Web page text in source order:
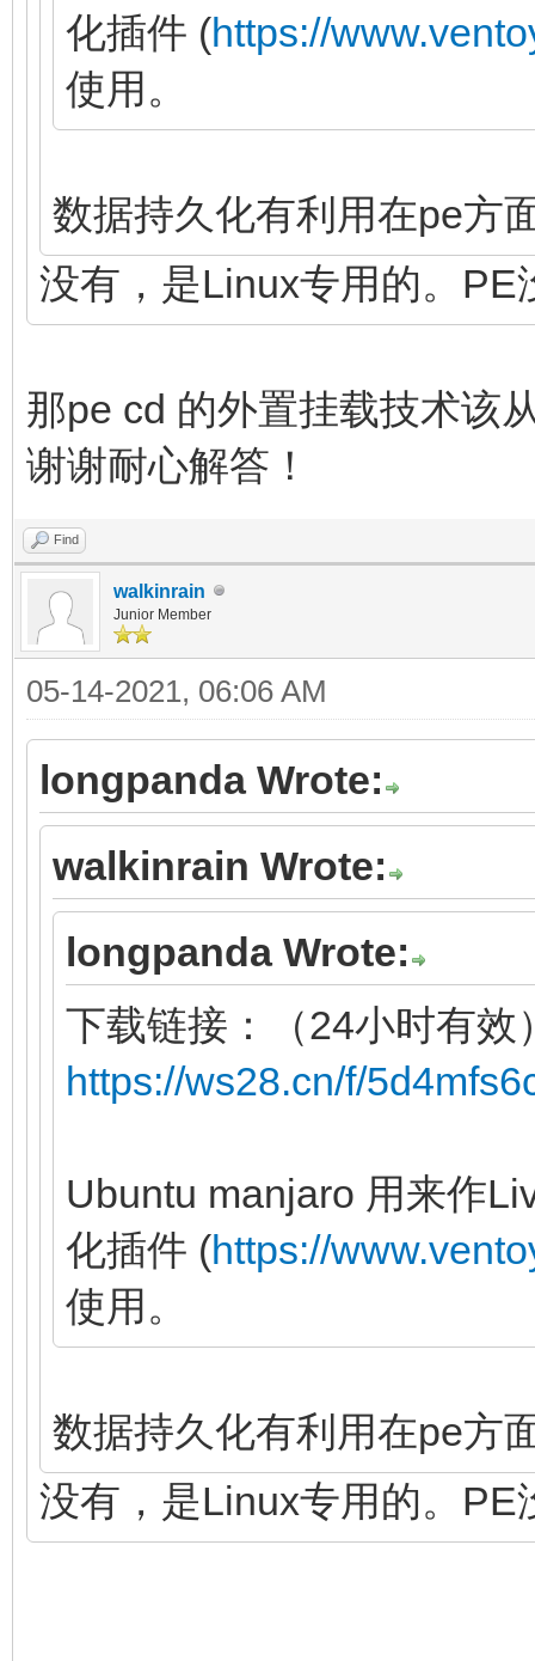
化插件 (https://
使用。
数据持久化有利用在pe方
没有，是Linux专用的。PE
那pe cd 的外置挂载技术该
谢谢耐心解答！
Find
walkinrain
Junior Member
05-14-2021, 06:06 AM
longpanda Wrote:
walkinrain Wrote:
longpanda Wrote:
下载链接：（24小时有效
https://ws28.cn/f/
Ubuntu manjaro 用来作
化插件 (https://
使用。
数据持久化有利用在pe方
没有，是Linux专用的。PE